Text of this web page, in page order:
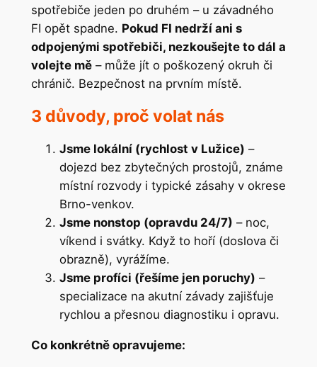
spotřebiče jeden po druhém – u závadného
FI opět spadne. Pokud FI nedrží ani s
odpojenými spotřebiči, nezkoušejte to dál a
volejte mě– může jít o poškozený okruh či
chránič. Bezpečnost na prvním místě.
3 důvody, proč volat nás
Jsme lokální (rychlost v Lužice) –
dojezd bez zbytečných prostojů, známe
místní rozvody i typické zásahy v okrese
Brno-venkov.
Jsme nonstop (opravdu 24/7) – noc,
víkend i svátky. Když to hoří (doslova či
obrazně), vyrážíme.
Jsme profíci (řešíme jen poruchy) –
specializace na akutní závady zajišťuje
rychlou a přesnou diagnostiku i opravu.
Co konkrétně opravujeme: